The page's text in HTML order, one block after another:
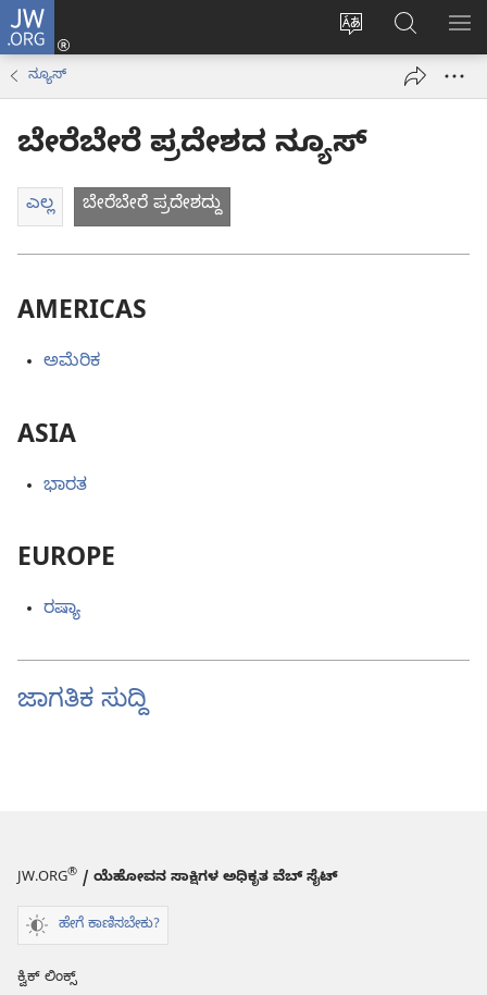
JW.ORG
ವೆಬ್‌ಸೈಟ್‌ನ
ಭಾಷೆಯನ್ನು
ಬದಲಿಸು
ಲಾಗ್
ಇನ್
new
ಹುಡುಕಿ
ನ್ಯೂಸ್‌
ಬೇರೆಬೇರೆ ಪ್ರದೇಶದ ನ್ಯೂಸ್‌
ಎಲ್ಲ ಬೇರೆಬೇರೆ ಪ್ರದೇಶದ್ದು
AMERICAS
ಅಮೆರಿಕ
ASIA
ಭಾರತ
EUROPE
ರಷ್ಯಾ
ಜಾಗತಿಕ ಸುದ್ದಿ
JW.ORG® / ಯೆಹೋವನ ಸಾಕ್ಷಿಗಳ ಅಧಿಕೃತ ವೆಬ್ ಸೈಟ್
ಹೇಗೆ ಕಾಣಿಸಬೇಕು?
ಕ್ವಿಕ್ ಲಿಂಕ್ಸ್